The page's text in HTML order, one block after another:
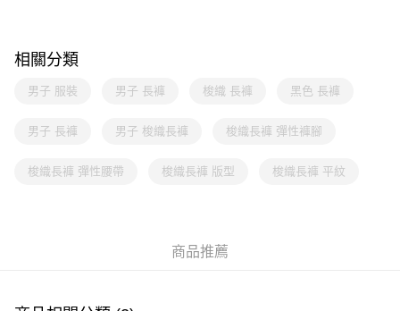
相關分類
男子 服裝 男子 長褲 梭織 長褲 黑色 長褲
男子 長褲 男子 梭織長褲 梭織長褲 彈性褲腳
梭織長褲 彈性腰帶 梭織長褲 版型 梭織長褲 平紋
商品推薦